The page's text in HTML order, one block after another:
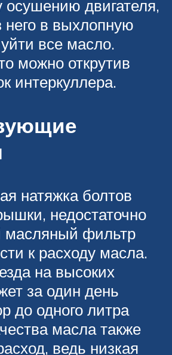
осушению двигателя,
него в выхлопную
все масло.
можно открутив
интеркуллера.
натяжка болтов
недостаточно
масляный фильтр
к расходу масла.
на высоких
за один день
до одного литра
масла также
ведь низкая